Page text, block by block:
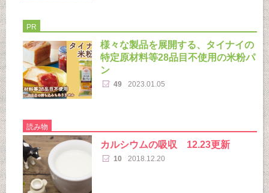
PR
様々な製品を展開する、タイナイの
特定原材料等28品目不使用の米粉パ
ン
49 2023.01.05
読み物
カルシウムの吸収 12.23更新
10 2018.12.20